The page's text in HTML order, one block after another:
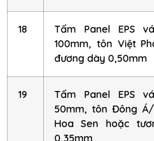
18
Tấm Panel EPS
100mm, tôn Việt
đương dày 0,50mm
19
Tấm Panel EPS
50mm, tôn Đông
Hoa Sen hoặc
0,35mm